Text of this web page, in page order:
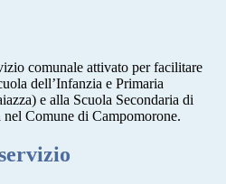
comunale attivato per facilitare
dell’Infanzia e Primaria
e alla Scuola Secondaria di
Comune di Campomorone.